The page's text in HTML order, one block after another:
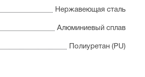
Нержавеющая сталь
Алюминиевый сплав
Полиуретан (PU)